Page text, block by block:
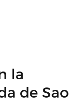
la
de Sao